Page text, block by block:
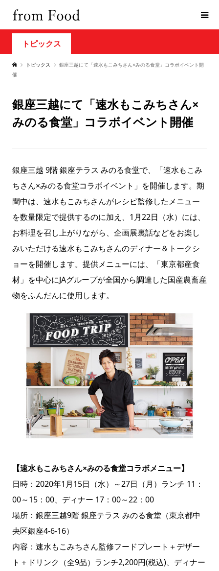
トピックス
トピックス
銀座三越にて「速水もこみちさん×みのる食堂」コラボイベント開
催
銀座三越にて「速水もこみちさん×
みのる食堂」コラボイベント開催
銀座三越 9階 銀座テラス みのる食堂で、「速水もこみ
ちさん×みのる食堂コラボイベント」を開催します。期
間中は、速水もこみちさんがレシピ監修したメニュー
を数量限定で提供するのに加え、1月22日（水）には、
お料理を召し上がりながら、企画展裏話などをお楽し
みいただける速水もこみちさんのディナー＆トークシ
ョーを開催します。提供メニューには、「東京都産食
材」を中心にJAグループが全国から調達した国産農畜産
物をふんだんに使用します。
【速水もこみちさん×みのる食堂コラボメニュー】
日時：2020年1月15日（水）～27日（月）ランチ 11：
00～15：00、ディナー 17：00～22：00
場所：銀座三越9階 銀座テラス みのる食堂（東京都中
央区銀座4-6-16）
内容：速水もこみちさん監修フードプレート＋デザー
ト＋ドリンク（全9品）ランチ2,200円(税込)、ディナー